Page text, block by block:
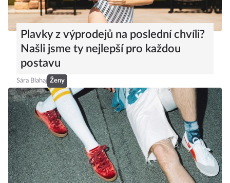
Plavky z výprodejů na poslední chvíli?
Našli jsme ty nejlepší pro každou
postavu
Sára Blahaj Ženy